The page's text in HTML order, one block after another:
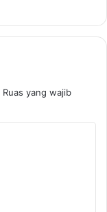
Ruas yang wajib